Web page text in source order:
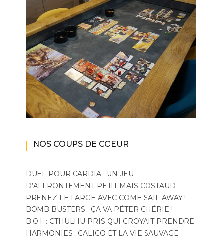
NOS COUPS DE COEUR
DUEL POUR CARDIA : UN JEU
D’AFFRONTEMENT PETIT MAIS COSTAUD
PRENEZ LE LARGE AVEC COME SAIL AWAY !
BOMB BUSTERS : ÇA VA PÉTER CHÉRIE !
B.O.I. : CTHULHU PRIS QUI CROYAIT PRENDRE
HARMONIES : CALICO ET LA VIE SAUVAGE